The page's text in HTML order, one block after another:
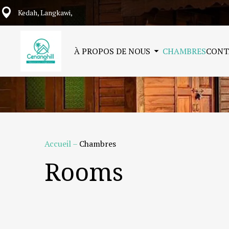
Kedah, Langkawi,
À PROPOS DE NOUS CHAMBRES
Accueil– Chambres
Rooms